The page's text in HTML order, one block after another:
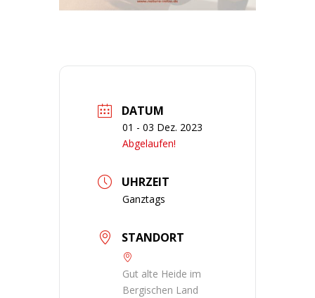
DATUM
01 - 03 Dez. 2023
Abgelaufen!
UHRZEIT
Ganztags
STANDORT
Gut alte Heide im
Bergischen Land